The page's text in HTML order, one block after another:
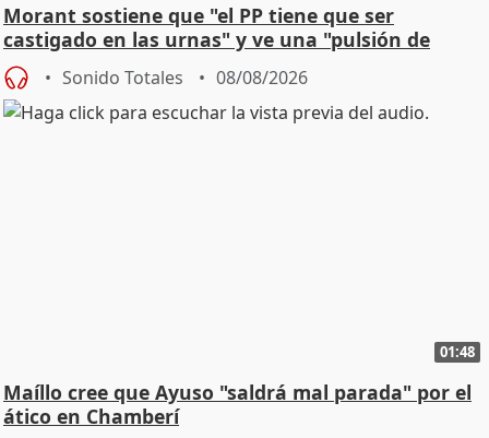
Morant sostiene que "el PP tiene que ser
castigado en las urnas" y ve una "pulsión de
cambio"
Sonido Totales 08/08/2026
01:48
Maíllo cree que Ayuso "saldrá mal parada" por el
ático en Chamberí